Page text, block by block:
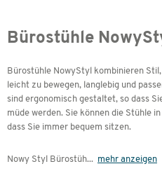
Bürostühle
Bürostühle NowyStyl kombinieren
leicht zu bewegen, langlebig und
sind ergonomisch gestaltet, so dass
müde werden. Sie können die Stühle
dass Sie immer bequem sitzen.
Nowy Styl Bürostüh... mehr anzeigen